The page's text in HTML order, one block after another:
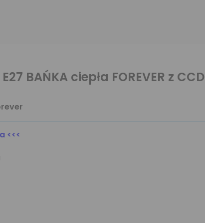
BAŃKA ciepła FOREVER z CCD
<<<